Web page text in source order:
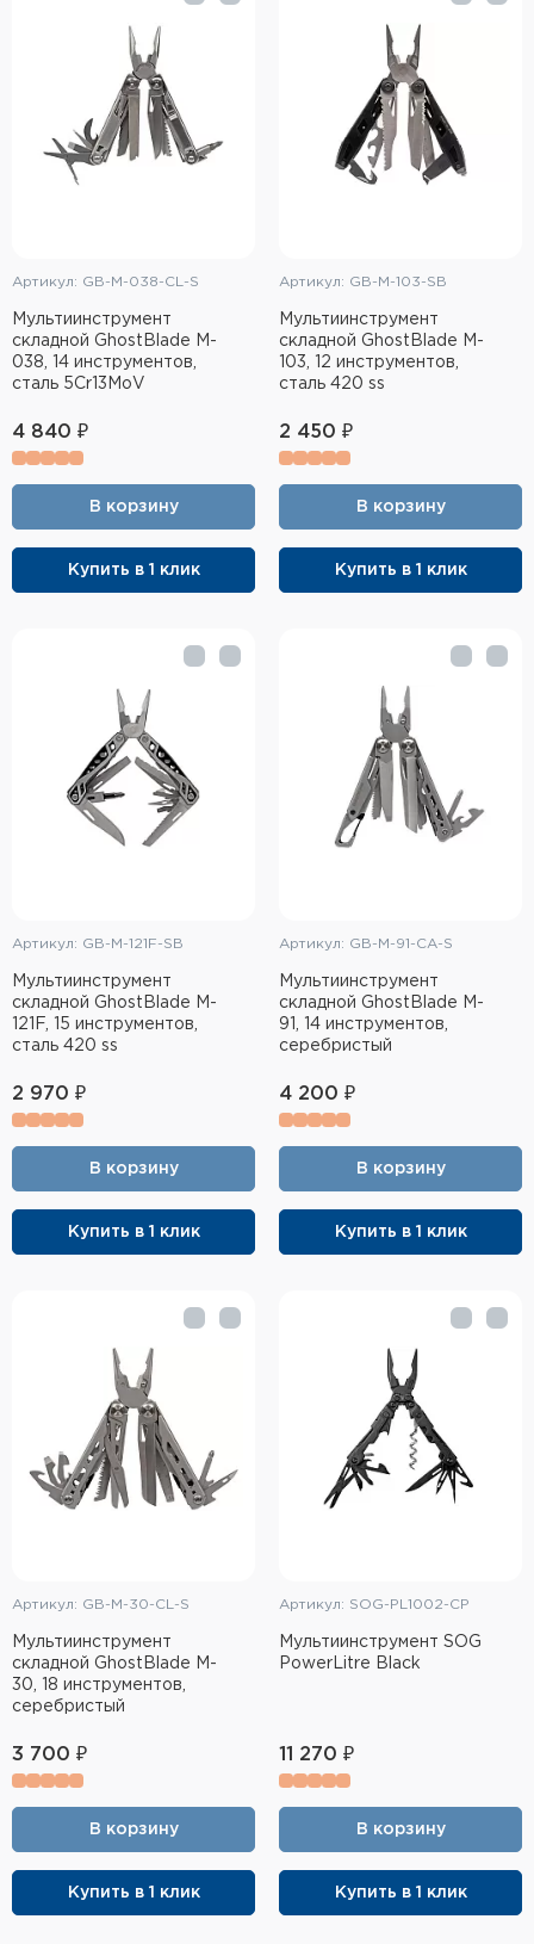
Высокоточная стрельба
Спортивная стрельба
Пневматика
Ножи
Инструмент для заточки
снаряжения
Сумки и рюкзаки
Элементы питания и зарядные
устройства
Ремни, патронташи и подсумки
Фонари и ЛЦУ
Туристическое снаряжение
Мишени
Оружейные шкафы и сейфы
Чехлы и кейсы
Сигнальные средства
Дартс
Аксессуары
Артикул: GB-M-038-CL-S
Мультиинструмент
складной GhostBlade M-
038, 14 инструментов,
сталь 5Cr13MoV
4 840 ₽
В корзину
Купить в 1 клик
Артикул: GB-M-103-SB
Мультиинструмент
складной GhostBlade M-
103, 12 инструментов,
сталь 420 ss
2 450 ₽
В корзину
Купить в 1 клик
Артикул: GB-M-121F-SB
Мультиинcтрумент
складной GhostBlade M-
121F, 15 инструментов,
сталь 420 ss
2 970 ₽
В корзину
Купить в 1 клик
Артикул: GB-M-91-CA-S
Мультиинструмент
складной GhostBlade M-
91, 14 инструментов,
серебристый
4 200 ₽
В корзину
Купить в 1 клик
Артикул: GB-M-30-CL-S
Мультиинструмент
складной GhostBlade M-
30, 18 инструментов,
серебристый
3 700 ₽
В корзину
Купить в 1 клик
Артикул: SOG-PL1002-CP
Мультиинструмент SOG
PowerLitre Black
11 270 ₽
В корзину
Купить в 1 клик